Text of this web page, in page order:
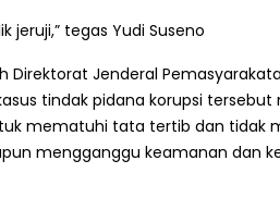
jeruji,” tegas Yudi Suseno
Direktorat Jenderal
tindak pidana korupsi tersebut
mematuhi tata tertib dan tidak
mengganggu keamanan dan